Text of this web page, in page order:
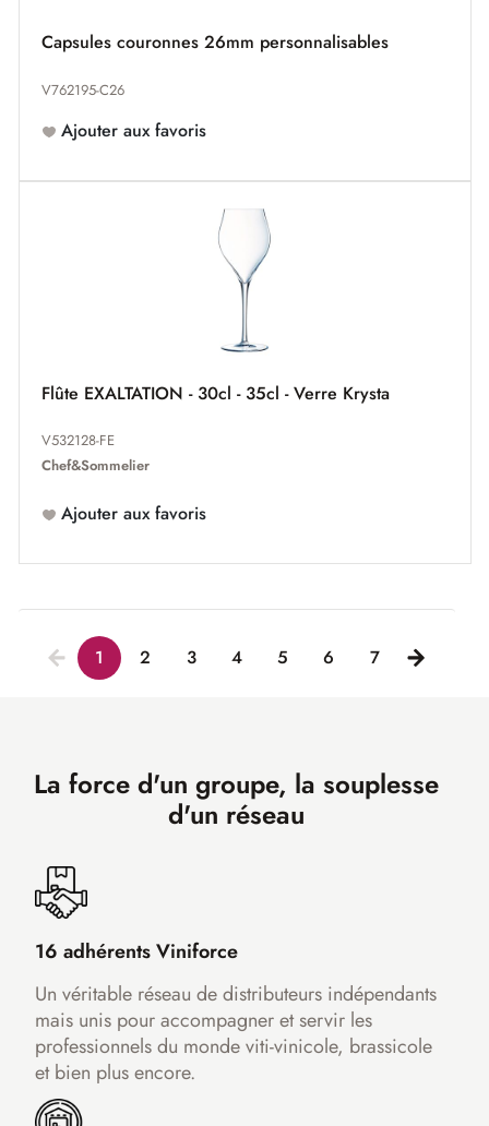
Capsules couronnes 26mm personnalisables
V762195-C26
Ajouter aux favoris
Flûte EXALTATION - 30cl - 35cl - Verre Krysta
V532128-FE
Chef&Sommelier
Ajouter aux favoris
1 2 3 4 5 6 7
La force d'un groupe, la souplesse
d'un réseau
16 adhérents Viniforce
Un véritable réseau de distributeurs indépendants
mais unis pour accompagner et servir les
professionnels du monde viti-vinicole, brassicole
et bien plus encore.